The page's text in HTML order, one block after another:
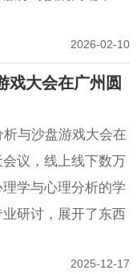
2026-02-10
戏大会在广州圆
与沙盘游戏大会在
议，线上线下数万
学与心理分析的学
研讨，展开了东西
2025-12-17